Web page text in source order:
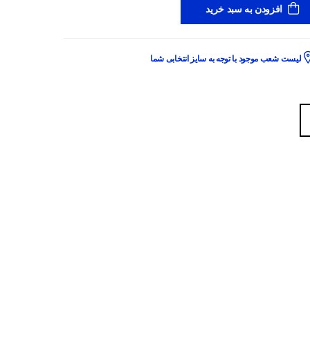
افزودن به سبد خرید
لیست شعب موجود با توجه به سایز انتخابی شما